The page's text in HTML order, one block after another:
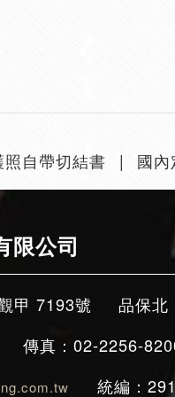
照自帶切結書 國
限公司
甲 7193號
品保北
傳真：02-2256-
統編：